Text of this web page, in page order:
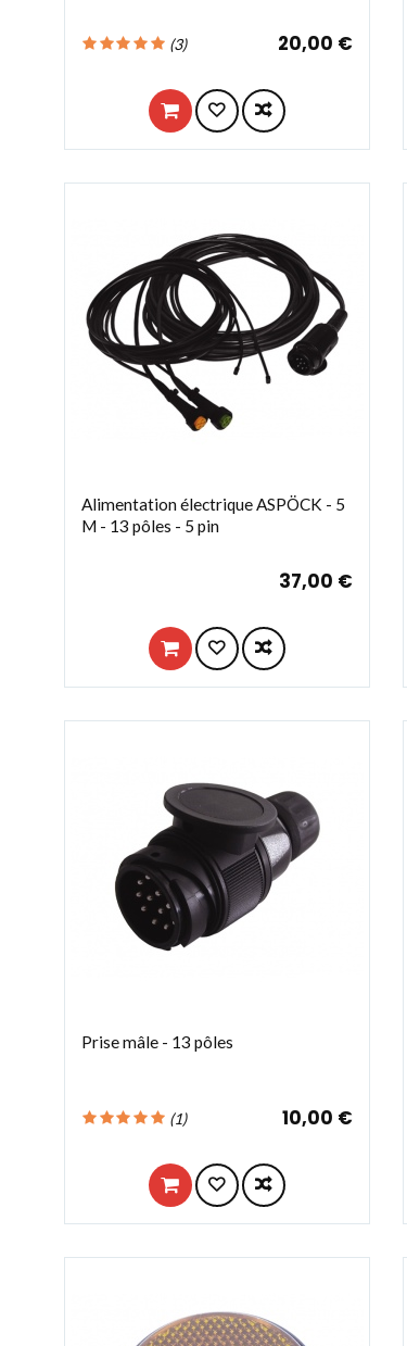
(3) 20,00 €
Alimentation électrique ASPÖCK - 5
M - 13 pôles - 5 pin
37,00 €
Prise mâle - 13 pôles
(1) 10,00 €